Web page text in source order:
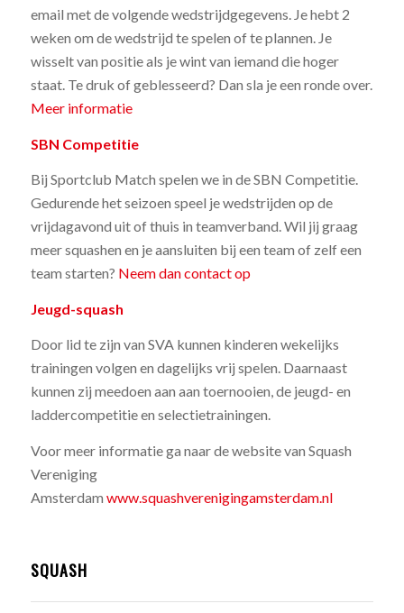
email met de volgende wedstrijdgegevens. Je hebt 2
weken om de wedstrijd te spelen of te plannen. Je
wisselt van positie als je wint van iemand die hoger
staat. Te druk of geblesseerd? Dan sla je een ronde over.
Meer informatie
SBN Competitie
Bij Sportclub Match spelen we in de SBN Competitie.
Gedurende het seizoen speel je wedstrijden op de
vrijdagavond uit of thuis in teamverband. Wil jij graag
meer squashen en je aansluiten bij een team of zelf een
team starten? Neem dan contact op
Jeugd-squash
Door lid te zijn van SVA kunnen kinderen wekelijks
trainingen volgen en dagelijks vrij spelen. Daarnaast
kunnen zij meedoen aan aan toernooien, de jeugd- en
laddercompetitie en selectietrainingen.
Voor meer informatie ga naar de website van Squash
Vereniging
Amsterdam www.squashverenigingamsterdam.nl
SQUASH